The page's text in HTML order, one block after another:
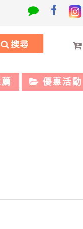
搜尋
優惠活動